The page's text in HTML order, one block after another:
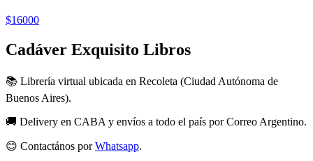
$16000
Cadáver Exquisito Libros
📚 Librería virtual ubicada en Recoleta (Ciudad Autónoma de
Buenos Aires).
🚚 Delivery en CABA y envíos a todo el país por Correo Argentino.
😊 Contactános porWhatsapp.